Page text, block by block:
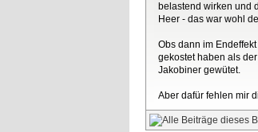
belastend wirken und
Heer - das war wohl
Obs dann im
gekostet haben als
Jakobiner gewütet.
Aber dafür fehlen mir